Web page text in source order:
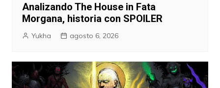
Analizando The House in Fata
Morgana, historia con SPOILER
Yukha agosto 6, 2026